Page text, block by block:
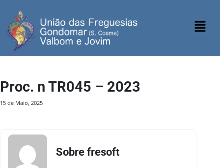
Proc. n TR045 – 2023
15 de Maio, 2025
Sobre fresoft